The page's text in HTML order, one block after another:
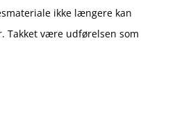
ikke længere kan
Takket være udførelsen som